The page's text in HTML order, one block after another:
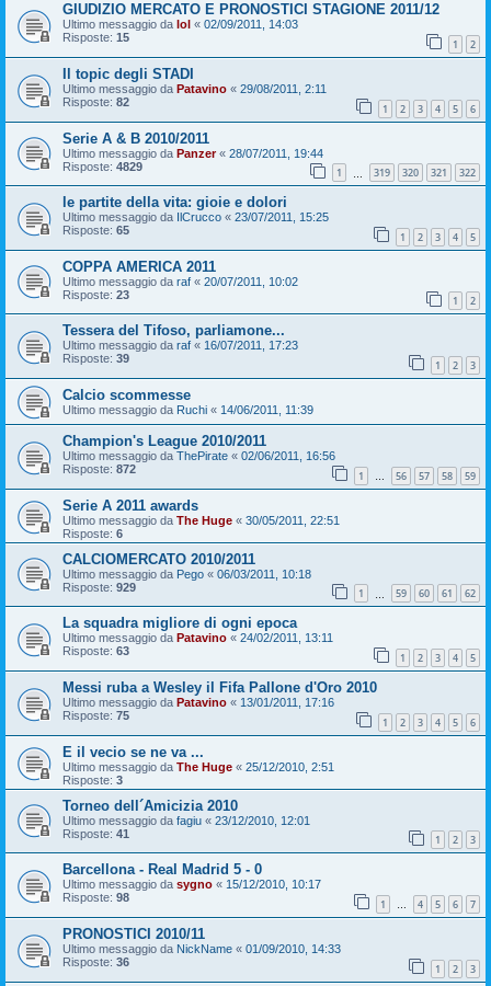
GIUDIZIO MERCATO E PRONOSTICI STAGIONE 2011/12
Ultimo messaggio da lol « 02/09/2011, 14:03
Risposte: 15 1 2
Il topic degli STADI
Ultimo messaggio da Patavino « 29/08/2011, 2:11
Risposte: 82 1 2 3 4 5 6
Serie A & B 2010/2011
Ultimo messaggio da Panzer« 28/07/2011, 19:44
Risposte: 4829 1 319 320 321 322
le partite della vita: gioie e dolori
Ultimo messaggio da IlCrucco « 23/07/2011, 15:25
Risposte: 65 1 2 3 4 5
COPPA AMERICA 2011
Ultimo messaggio da raf « 20/07/2011, 10:02
Risposte: 23 1 2
Tessera del Tifoso, parliamone...
Ultimo messaggio da raf « 16/07/2011, 17:23
Risposte: 39 1 2 3
Calcio scommesse
Ultimo messaggio da Ruchi « 14/06/2011, 11:39
Champion's League 2010/2011
Ultimo messaggio da ThePirate « 02/06/2011, 16:56
Risposte: 872 1 … 56 57 58 59
Serie A 2011 awards
Ultimo messaggio da The Huge « 30/05/2011, 22:51
Risposte: 6
CALCIOMERCATO 2010/2011
Ultimo messaggio da Pego « 06/03/2011, 10:18
Risposte: 929 1 59 60 61 62
La squadra migliore di ogni epoca
Ultimo messaggio da Patavino « 24/02/2011, 13:11
Risposte: 63 1 2 3 4 5
Messi ruba a Wesley il Fifa Pallone d'Oro 2010
Ultimo messaggio da Patavino « 13/01/2011, 17:16
Risposte: 75 1 2 3 4 5 6
E il vecio se ne va ...
Ultimo messaggio da The Huge « 25/12/2010, 2:51
Risposte: 3
Torneo dell´Amicizia 2010
Ultimo messaggio da fagiu « 23/12/2010, 12:01
Risposte: 41 1 2 3
Barcellona - Real Madrid 5 - 0
Ultimo messaggio da sygno « 15/12/2010, 10:17
Risposte: 98 1 … 4 5 6 7
PRONOSTICI 2010/11
Ultimo messaggio da NickName « 01/09/2010, 14:33
Risposte: 36 1 2 3